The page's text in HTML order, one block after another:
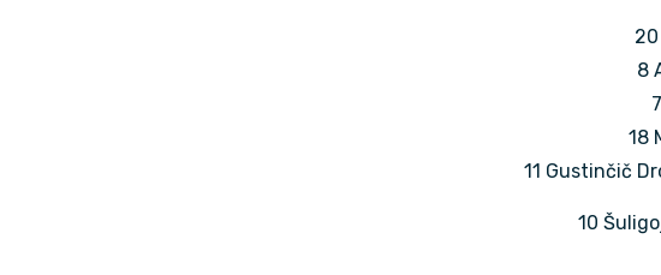
8
18
11 Gustinčič
10